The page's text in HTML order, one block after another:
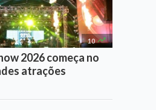
10 
2026 começa no
atrações